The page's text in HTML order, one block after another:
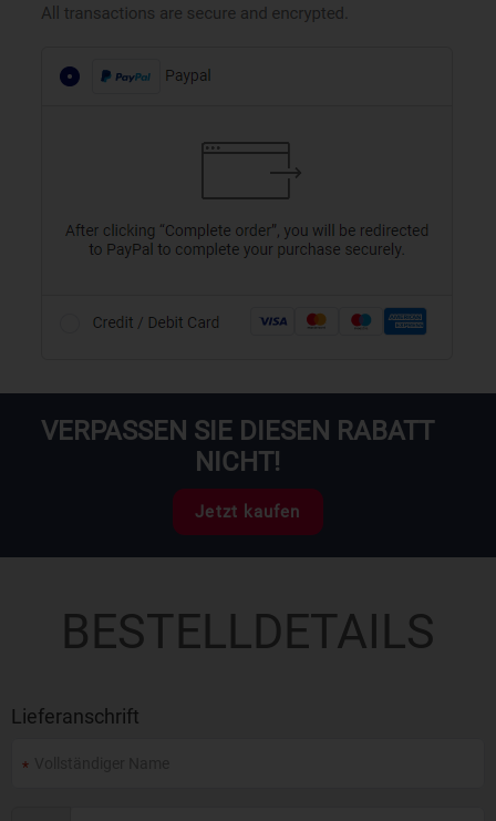
VERPASSEN SIE DIESEN RABATT
NICHT!
Jetzt kaufen
BESTELLDETAILS
Lieferanschrift